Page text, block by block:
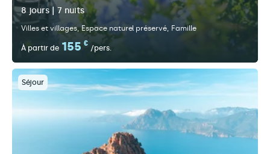
8 jours | 7 nuits
Villes et villages Espace naturel préservé Famille
À partir de 155 €
/pers.
Séjour